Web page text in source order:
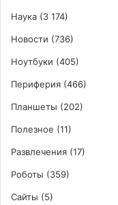
Наука (3 174)
Новости (736)
Ноутбуки (405)
Периферия (466)
Планшеты (202)
Полезное (11)
Развлечения (17)
Роботы (359)
Сайты (5)